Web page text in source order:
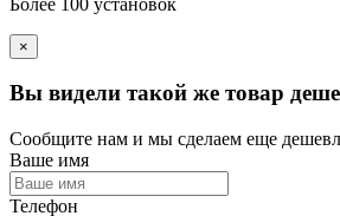
×
Вы видели такой же товар
Сообщите нам и мы сделаем еще
Ваше имя
Телефон